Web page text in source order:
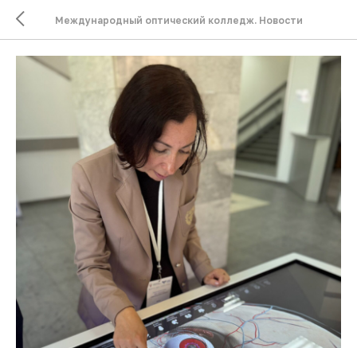
Международный оптический колледж. Новости